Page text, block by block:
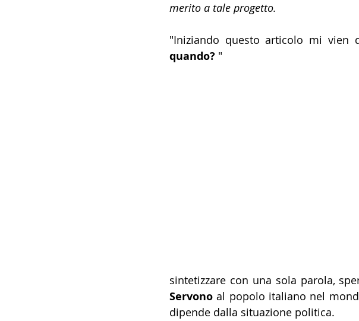
15 -
18 - MAPPE ITALIANI
31 - ICE ISTITUTO
merito a tale progetto.
"Iniziando questo articolo mi vien
quando? "
Servono al popolo italiano nel
dipende dalla situazione politica.